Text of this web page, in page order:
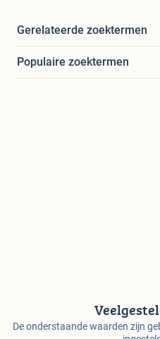
Gerelateerde zoektermen
Populaire zoektermen
De onderstaande waarden zijn